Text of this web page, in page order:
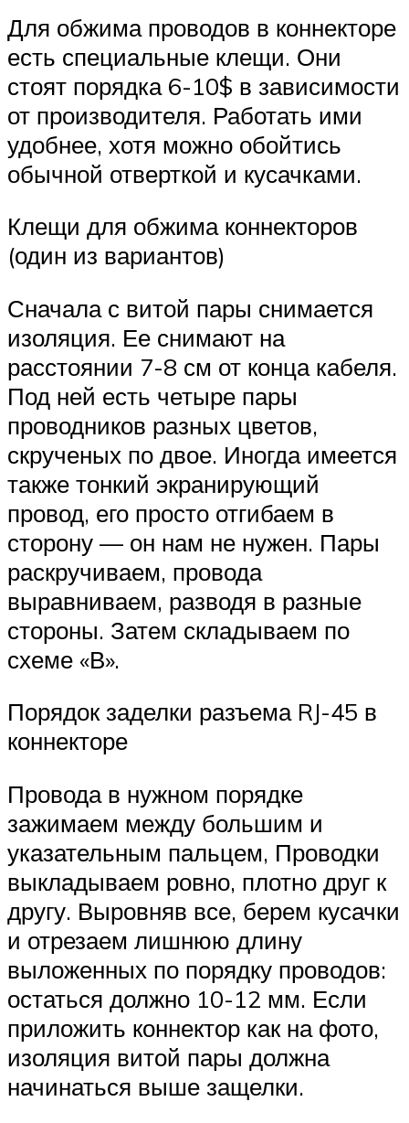
Для обжима проводов в коннекторе
есть специальные клещи. Они
стоят порядка 6-10$ в зависимости
от производителя. Работать ими
удобнее, хотя можно обойтись
обычной отверткой и кусачками.
Клещи для обжима коннекторов
(один из вариантов)
Сначала с витой пары снимается
изоляция. Ее снимают на
расстоянии 7-8 см от конца кабеля.
Под ней есть четыре пары
проводников разных цветов,
скрученых по двое. Иногда имеется
также тонкий экранирующий
провод, его просто отгибаем в
сторону — он нам не нужен. Пары
раскручиваем, провода
выравниваем, разводя в разные
стороны. Затем складываем по
схеме «В».
Порядок заделки разъема RJ-45 в
коннекторе
Провода в нужном порядке
зажимаем между большим и
указательным пальцем, Проводки
выкладываем ровно, плотно друг к
другу. Выровняв все, берем кусачки
и отрезаем лишнюю длину
выложенных по порядку проводов:
остаться должно 10-12 мм. Если
приложить коннектор как на фото,
изоляция витой пары должна
начинаться выше защелки.